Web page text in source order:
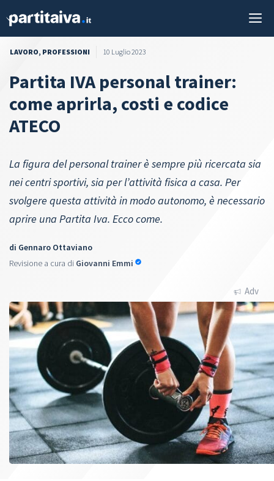
LAVORO, PROFESSIONI 10 Luglio 2023
Partita IVA personal trainer:
come aprirla, costi e codice
ATECO
La figura del personal trainer è sempre più ricercata sia
nei centri sportivi, sia per l’attività fisica a casa. Per
svolgere questa attività in modo autonomo, è necessario
aprire una Partita Iva. Ecco come.
di Gennaro Ottaviano
Revisione a cura di Giovanni Emmi
Adv